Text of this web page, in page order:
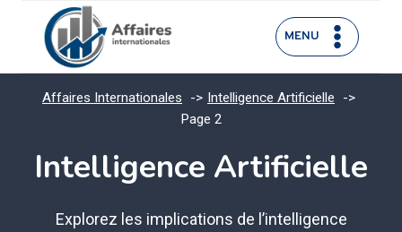
contenu
MENU
Affaires Internationales
Intelligence Artificielle
Page 2
Intelligence Artificielle
Explorez les implications de l’intelligence